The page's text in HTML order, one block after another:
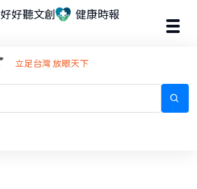
好好聽文創 健康時報
立足台灣 放眼天下